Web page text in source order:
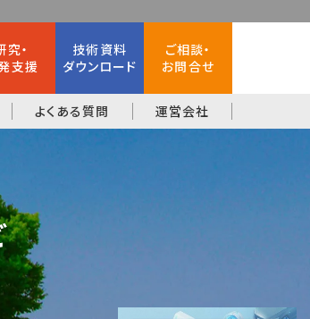
究・
支援
技術資料
ダウンロード
ご相談・
お問合せ
よくある質問 運営会社